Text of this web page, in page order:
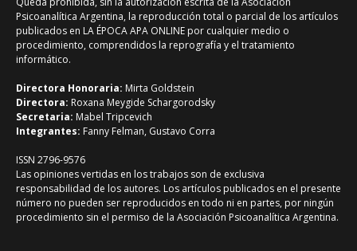
Psicoanalítica Argentina, la reproducción total o parcial de los artículos
publicados en LA ÉPOCA APA ONLINE por cualquier medio o
procedimiento, comprendidos la reprografía y el tratamiento
informático.
Directora Honoraria: Mirta Goldstein
Directora: Roxana Meygide Schargorodsky
Secretaria: Mabel Tripcevich
Integrantes: Fanny Felman, Gustavo Corra
ISSN 2796-9576
Las opiniones vertidas en los trabajos son de exclusiva
responsabilidad de los autores. Los artículos publicados en el presente
número no pueden ser reproducidos en todo ni en partes, por ningún
procedimiento sin el permiso de la Asociación Psicoanalítica Argentina.